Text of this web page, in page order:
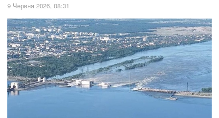
9 Червня 2026, 08:31